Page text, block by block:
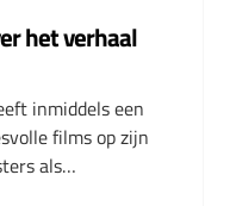
het verhaal
inmiddels een
films op zijn
als…